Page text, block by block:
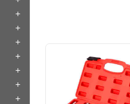






